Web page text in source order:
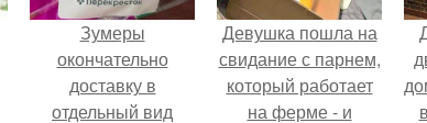
Зумеры
окончательно
доставку в
отдельный вид
Девушка пошла на
свидание с парнем,
который работает
на ферме - и